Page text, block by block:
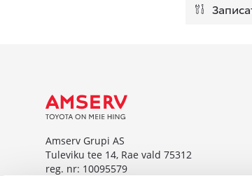
Amserv Grupi AS
Tuleviku tee 14, Rae vald 75312
reg. nr: 10095579